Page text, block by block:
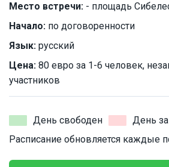
Место встречи: - площадь
Начало: по договоренности
Язык: русский
Цена: 80 евро за 1-6 человек,
участников
День свободен
День
Расписание обновляется каждые